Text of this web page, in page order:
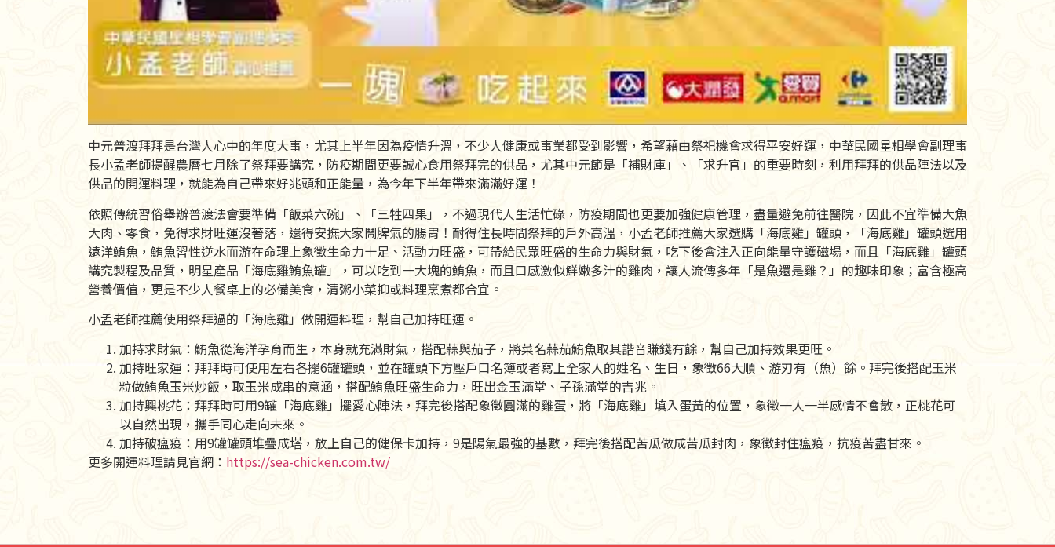
中元普渡拜拜是台灣人心中的年度大事，尤其上半年因為疫情升溫，不少人健康或事業都受到影響，希望藉由祭祀機會求得平安好運，中華民國星相學會副理事
長小孟老師提醒農曆七月除了祭拜要講究，防疫期間更要誠心食用祭拜完的供品，尤其中元節是「補財庫」、「求升官」的重要時刻，利用拜拜的供品陣法以及
供品的開運料理，就能為自己帶來好兆頭和正能量，為今年下半年帶來滿滿好運！
依照傳統習俗舉辦普渡法會要準備「飯菜六碗」、「三牲四果」，不過現代人生活忙碌，防疫期間也更要加強健康管理，盡量避免前往醫院，因此不宜準備大魚
大肉、零食，免得求財旺運沒著落，還得安撫大家鬧脾氣的腸胃！耐得住長時間祭拜的戶外高溫，小孟老師推薦大家選購「海底雞」罐頭，「海底雞」罐頭選用
遠洋鮪魚，鮪魚習性逆水而游在命理上象徵生命力十足、活動力旺盛，可帶給民眾旺盛的生命力與財氣，吃下後會注入正向能量守護磁場，而且「海底雞」罐頭
講究製程及品質，明星產品「海底雞鮪魚罐」，可以吃到一大塊的鮪魚，而且口感激似鮮嫩多汁的雞肉，讓人流傳多年「是魚還是雞？」的趣味印象；富含極高
營養價值，更是不少人餐桌上的必備美食，清粥小菜抑或料理烹煮都合宜。
小孟老師推薦使用祭拜過的「海底雞」做開運料理，幫自己加持旺運。
加持求財氣：鮪魚從海洋孕育而生，本身就充滿財氣，搭配蒜與茄子，將菜名蒜茄鮪魚取其諧音賺錢有餘，幫自己加持效果更旺。
加持旺家運：拜拜時可使用左右各擺6罐罐頭，並在罐頭下方壓戶口名簿或者寫上全家人的姓名、生日，象徵66大順、游刃有（魚）餘。拜完後搭配玉米
粒做鮪魚玉米炒飯，取玉米成串的意涵，搭配鮪魚旺盛生命力，旺出金玉滿堂、子孫滿堂的吉兆。
加持興桃花：拜拜時可用9罐「海底雞」擺愛心陣法，拜完後搭配象徵圓滿的雞蛋，將「海底雞」填入蛋黃的位置，象徵一人一半感情不會散，正桃花可
以自然出現，攜手同心走向未來。
加持破瘟疫：用9罐罐頭堆疊成塔，放上自己的健保卡加持，9是陽氣最強的基數，拜完後搭配苦瓜做成苦瓜封肉，象徵封住瘟疫，抗疫苦盡甘來。
更多開運料理請見官網： https://sea-chicken.com.tw/